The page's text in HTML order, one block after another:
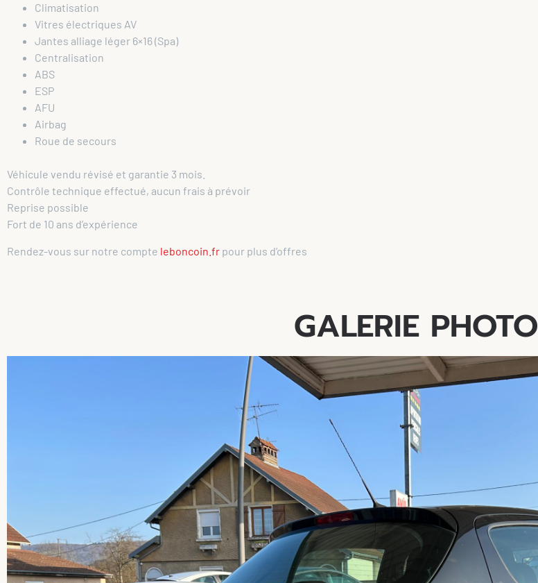
Climatisation
Vitres électriques AV
Jantes alliage léger 6×16 (Spa)
Centralisation
ABS
ESP
AFU
Airbag
Roue de secours
Véhicule vendu révisé et garantie 3 mois.
Contrôle technique effectué, aucun frais à prévoir
Reprise possible
Fort de 10 ans d’expérience
Rendez-vous sur notre compte leboncoin.fr pour plus d’offres
GALERIE PHOTO